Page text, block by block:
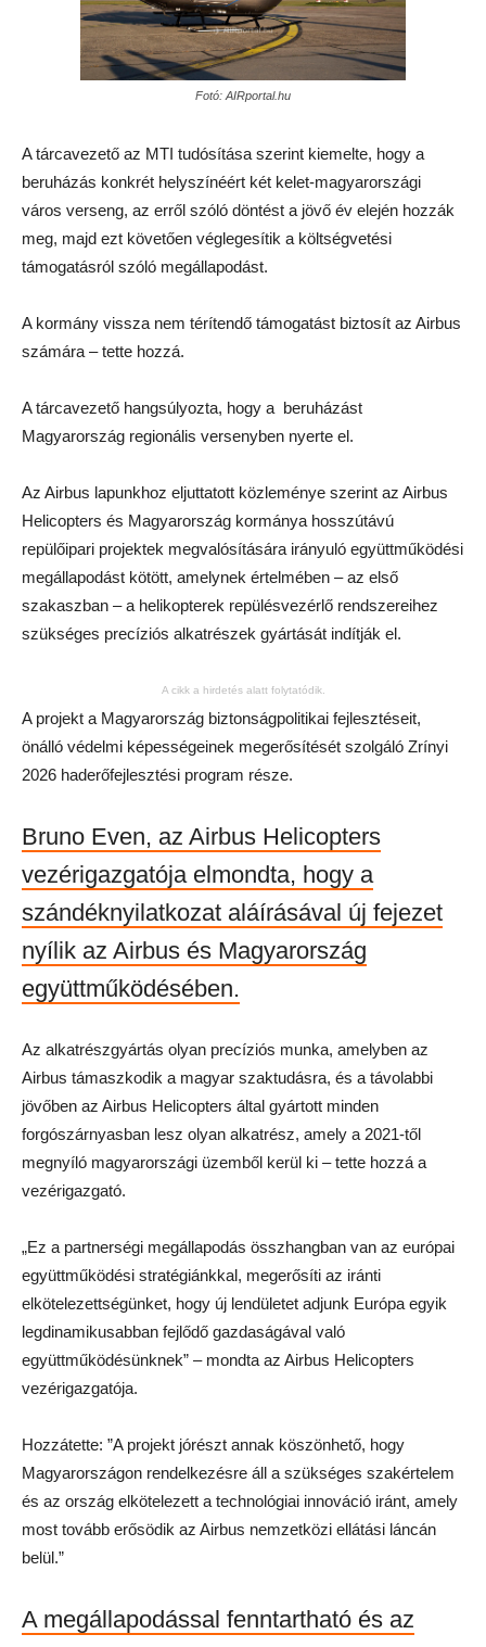
Fotó: AIRportal.hu
A tárcavezető az MTI tudósítása szerint kiemelte, hogy a
beruházás konkrét helyszínéért két kelet-magyarországi
város verseng, az erről szóló döntést a jövő év elején hozzák
meg, majd ezt követően véglegesítik a költségvetési
támogatásról szóló megállapodást.
A kormány vissza nem térítendő támogatást biztosít az Airbus
számára – tette hozzá.
A tárcavezető hangsúlyozta, hogy a beruházást
Magyarország regionális versenyben nyerte el.
Az Airbus lapunkhoz eljuttatott közleménye szerint az Airbus
Helicopters és Magyarország kormánya hosszútávú
repülőipari projektek megvalósítására irányuló együttműködési
megállapodást kötött, amelynek értelmében – az első
szakaszban – a helikopterek repülésvezérlő rendszereihez
szükséges precíziós alkatrészek gyártását indítják el.
A cikk a hirdetés alatt folytatódik.
A projekt a Magyarország biztonságpolitikai fejlesztéseit,
önálló védelmi képességeinek megerősítését szolgáló Zrínyi
2026 haderőfejlesztési program része.
Bruno Even, az Airbus Helicopters
vezérigazgatója elmondta, hogy a
szándéknyilatkozat aláírásával új fejezet
nyílik az Airbus és Magyarország
együttműködésében.
Az alkatrészgyártás olyan precíziós munka, amelyben az
Airbus támaszkodik a magyar szaktudásra, és a távolabbi
jövőben az Airbus Helicopters által gyártott minden
forgószárnyasban lesz olyan alkatrész, amely a 2021-től
megnyíló magyarországi üzemből kerül ki – tette hozzá a
vezérigazgató.
„Ez a partnerségi megállapodás összhangban van az európai
együttműködési stratégiánkkal, megerősíti az iránti
elkötelezettségünket, hogy új lendületet adjunk Európa egyik
legdinamikusabban fejlődő gazdaságával való
együttműködésünknek” – mondta az Airbus Helicopters
vezérigazgatója.
Hozzátette: ”A projekt jórészt annak köszönhető, hogy
Magyarországon rendelkezésre áll a szükséges szakértelem
és az ország elkötelezett a technológiai innováció iránt, amely
most tovább erősödik az Airbus nemzetközi ellátási láncán
belül.”
A megállapodással fenntartható és az